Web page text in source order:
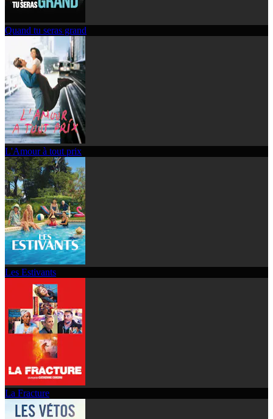
Quand tu seras grand
L'Amour à tout prix
Les Estivants
La Fracture